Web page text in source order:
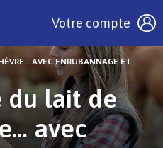
Votre compte
AVEC ENRUBANNAGE ET
du lait de
avec